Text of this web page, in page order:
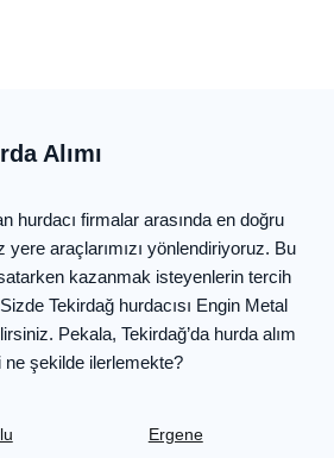
Alımı
hurdacı firmalar arasında en doğru
yere araçlarımızı yönlendiriyoruz. Bu
kazanmak isteyenlerin tercih
Tekirdağ hurdacısı Engin Metal
Pekala, Tekirdağ’da hurda alım
ne şekilde ilerlemekte?
Ergene